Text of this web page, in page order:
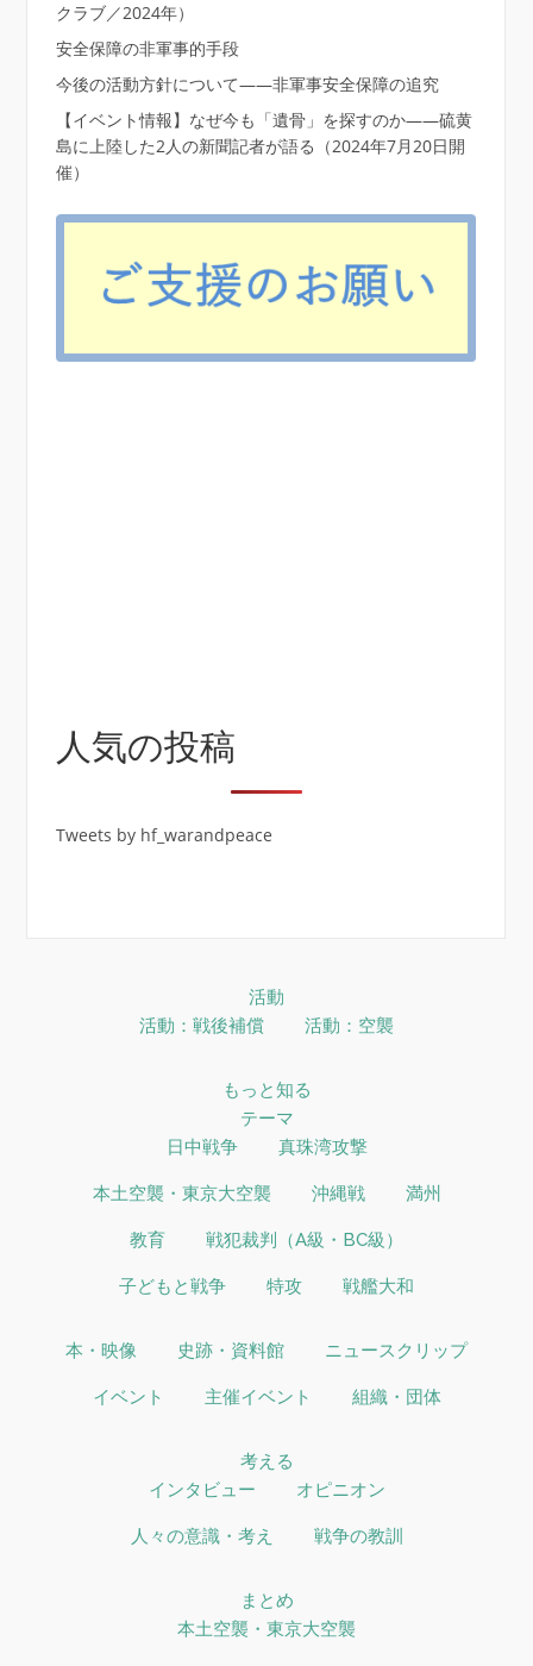
クラブ／2024年）
安全保障の非軍事的手段
今後の活動方針について――非軍事安全保障の追究
【イベント情報】なぜ今も「遺骨」を探すのか――硫黄
島に上陸した2人の新聞記者が語る（2024年7月20日開
催）
人気の投稿
Tweets by hf_warandpeace
活動
活動：戦後補償
活動：空襲
もっと知る
テーマ
日中戦争
真珠湾攻撃
本土空襲・東京大空襲 沖縄戦 満州
教育 戦犯裁判（A級・BC級）
子どもと戦争 特攻 戦艦大和
本・映像 史跡・資料館 ニュースクリップ
イベント 主催イベント 組織・団体
考える
インタビュー
オピニオン
人々の意識・考え 戦争の教訓
まとめ
本土空襲・東京大空襲